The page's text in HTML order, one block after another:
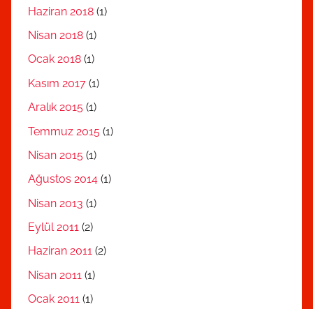
Haziran 2018 (1)
Nisan 2018 (1)
Ocak 2018 (1)
Kasım 2017 (1)
Aralık 2015 (1)
Temmuz 2015 (1)
Nisan 2015 (1)
Ağustos 2014 (1)
Nisan 2013 (1)
Eylül 2011 (2)
Haziran 2011 (2)
Nisan 2011 (1)
Ocak 2011 (1)